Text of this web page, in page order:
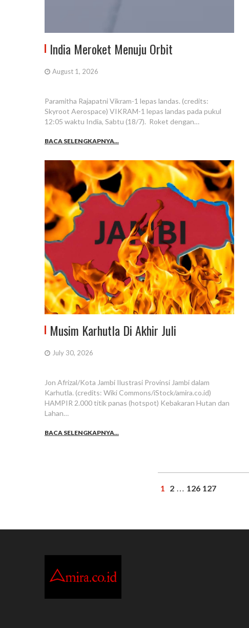
India Meroket Menuju Orbit
August 1, 2026
Paramitha Rajapatni Vikram-1 lepas landas. (credits:
Skyroot Aerospace) VIKRAM-1 lepas landas pada pukul
12:05 waktu India, Sabtu (18/7). Roket dengan…
BACA SELENGKAPNYA...
Musim Karhutla Di Akhir Juli
July 30, 2026
Jon Afrizal/Kota Jambi Ilustrasi Provinsi Jambi dalam
Karhutla. (credits: Wiki Commons/iStock/amira.co.id)
HAMPIR 2.000 titik panas (hotspot) Kebakaran Hutan dan
Lahan…
BACA SELENGKAPNYA...
1 2 … 126 127